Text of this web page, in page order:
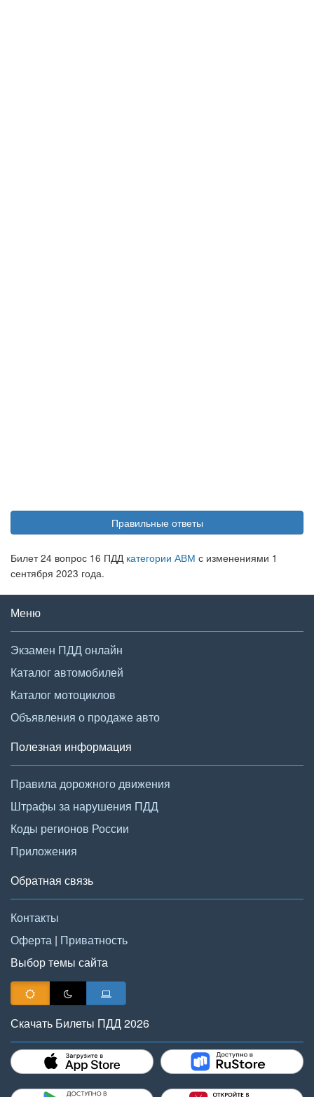
Правильные ответы
Билет 24 вопрос 16 ПДД категории АВМ с изменениями 1
сентября 2023 года.
Меню
Экзамен ПДД онлайн
Каталог автомобилей
Каталог мотоциклов
Объявления о продаже авто
Полезная информация
Правила дорожного движения
Штрафы за нарушения ПДД
Коды регионов России
Приложения
Обратная связь
Контакты
Оферта | Приватность
Выбор темы сайта
Скачать Билеты ПДД 2026